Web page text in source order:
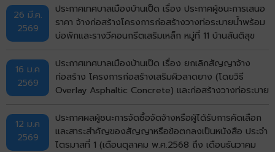
(หน้าศาลาอเนกประสงค์สามแยก ถึงบ้านนางสุพร) ตำบล
บ้านเป็ด อำเภอเมืองขอนแก่น จังหวัดขอนแก่น ด้วยวิธี
ประกวดราคาอิเล็กทรอนิกส์ (e-bidding)
26 มี.ค.
2569
ประกาศเทศบาลเมืองบ้านเป็ด เรื่อง ประกาศผู้ชนะการเสนอ
ราคา จ้างก่อสร้างโครงการก่อสร้างวางท่อระบายน้ำพร้อม
บ่อพักและรางวีคอนกรีตเสริมเหล็ก หมู่ที่ 11 บ้านสันติสุข
ขอนแก่น โดยวิธีคัดเลือก
16 ม.ค
2569
ประกาศเทศบาลเมืองบ้านเป็ด เรื่อง ยกเลิกสัญญาจ้าง
ก่อสร้าง โครงการก่อสร้างเสริมผิวลาดยาง (โดยวิธี
Overlay Asphaltic Concrete) และก่อสร้างวางท่อระบาย
วัลย์ ถึงถนนเลี่ยงเมือง) รหัสทางหลวงท้องถิ่น
ขก.ถ.36007 แยกทางหลวงหมายเลข 12 (บ้านโคกฟันโปง)
- แยกทางหลวงหมายเลข 230 (ทางเลี่ยงเมือง) หมู่ที่ 4,21
12 ม.ค
2569
ประกาศผลผู้ชนะการจัดซื้อจัดจ้างหรือผู้ได้รับการคัดเลือก
และสาระสำคัญของสัญญาหรือข้อตกลงเป็นหนังสือ ประจำ
ไตรมาสที่ 1 (เดือนตุลาคม พ.ศ.2568 ถึง เดือนธันวาคม